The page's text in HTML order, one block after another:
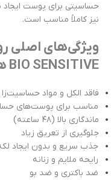
حساسیتی برای پوست ایجاد
نیز کاملاً مناسب است.
ویژگی‌های اصلی
BIO SENSITIVE هیدرودرم :
فاقد الکل و مواد حساسیت‌زا
مناسب برای پوست‌های
ماندگاری بالا (۴۸ ساعته)
جلوگیری از تعریق زیاد
جذب سریع و بدون ایجاد
رایحه ملایم و زنانه
ضد باکتری و ضد بو